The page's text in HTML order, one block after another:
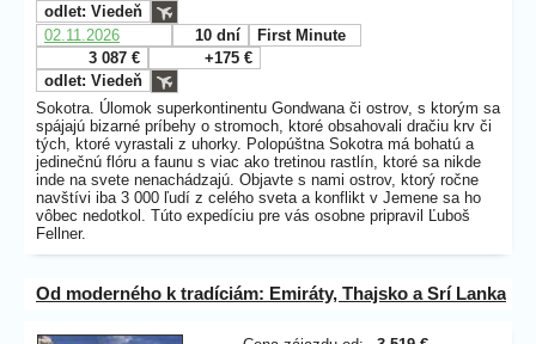
odlet: Viedeň
02.11.2026
10 dní
First Minute
3 087 €
+175 €
odlet: Viedeň
Sokotra. Úlomok superkontinentu Gondwana či ostrov, s ktorým sa
spájajú bizarné príbehy o stromoch, ktoré obsahovali dračiu krv či
tých, ktoré vyrastali z uhorky. Polopúštna Sokotra má bohatú a
jedinečnú flóru a faunu s viac ako tretinou rastlín, ktoré sa nikde
inde na svete nenachádzajú. Objavte s nami ostrov, ktorý ročne
navštívi iba 3 000 ľudí z celého sveta a konflikt v Jemene sa ho
vôbec nedotkol. Túto expedíciu pre vás osobne pripravil Ľuboš
Fellner.
Od moderného k tradíciám: Emiráty, Thajsko a Srí Lanka